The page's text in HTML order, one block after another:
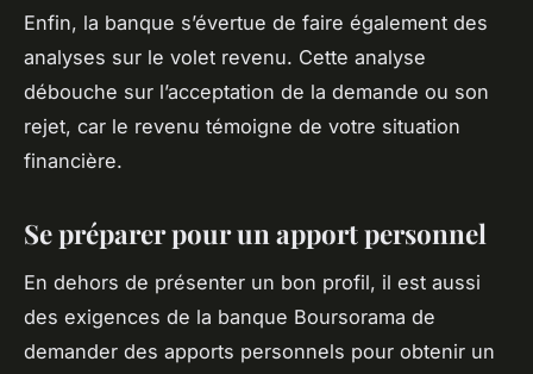
Enfin, la banque s’évertue de faire également des
analyses sur le volet revenu. Cette analyse
débouche sur l’acceptation de la demande ou son
rejet, car le revenu témoigne de votre situation
financière.
Se préparer pour un apport personnel
En dehors de présenter un bon profil, il est aussi
des exigences de la banque Boursorama de
demander des apports personnels pour obtenir un